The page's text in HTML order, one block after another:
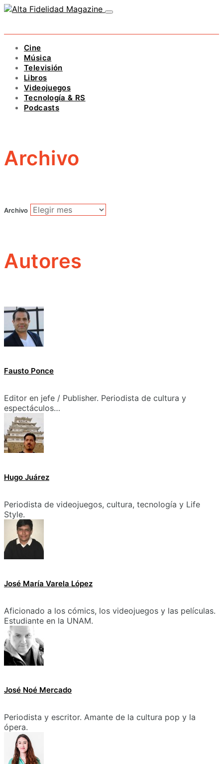
Cine
Música
Televisión
Libros
Videojuegos
Tecnología & RS
Podcasts
Archivo
Archivo
Autores
Fausto Ponce
Editor en jefe / Publisher. Periodista de cultura y
espectáculos…
Hugo Juárez
Periodista de videojuegos, cultura, tecnología y Life
Style.
José María Varela López
Aficionado a los cómics, los videojuegos y las películas.
Estudiante en la UNAM.
José Noé Mercado
Periodista y escritor. Amante de la cultura pop y la
ópera.